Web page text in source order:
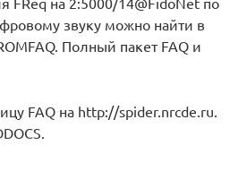
звуку можно найти в
Полный пакет FAQ и
FAQ на http://spider.nrcde.ru.